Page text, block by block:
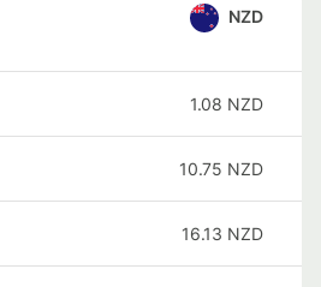
NZD
1.08 NZD
10.75 NZD
16.13 NZD